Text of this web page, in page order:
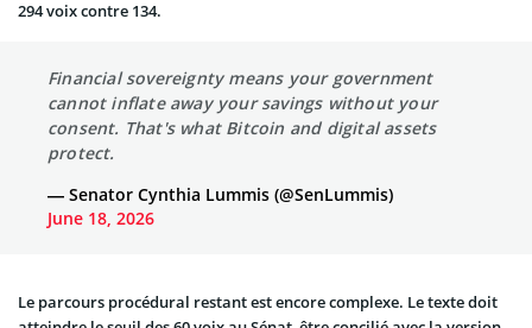
294 voix contre 134.
Financial sovereignty means your government
cannot inflate away your savings without your
consent. That's what Bitcoin and digital assets
protect.
— Senator Cynthia Lummis (@SenLummis)
June 18, 2026
Le parcours procédural restant est encore complexe. Le texte doit